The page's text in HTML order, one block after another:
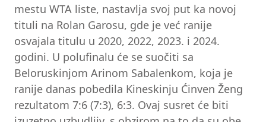
mestu WTA liste, nastavlja svoj put ka novoj
tituli na Rolan Garosu, gde je već ranije
osvajala titulu u 2020, 2022, 2023. i 2024.
godini. U polufinalu će se suočiti sa
Beloruskinjom Arinom Sabalenkom, koja je
ranije danas pobedila Kineskinju Ćinven Ženg
rezultatom 7:6 (7:3), 6:3. Ovaj susret će biti